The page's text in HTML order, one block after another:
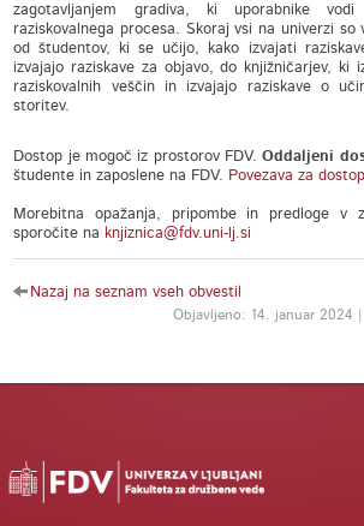
zagotavljanjem gradiva, ki uporabnike
raziskovalnega procesa. Skoraj vsi na univerzi so
od študentov, ki se učijo, kako izvajati
izvajajo raziskave za objavo, do knjižničarjev, ki
raziskovalnih veščin in izvajajo raziskave o
storitev.
Dostop je mogoč iz prostorov FDV.Oddaljeni
študente in zaposlene na FDV. Povezava za dostop
Morebitna opažanja, pripombe in predloge v
sporočite na knjiznica@fdv.uni-lj.si
Nazaj na seznam vseh obvestil
Objavljeno: 14. januar 2024